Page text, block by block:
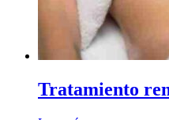
Tratamiento